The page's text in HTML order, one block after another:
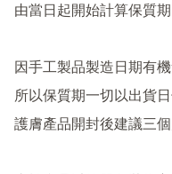
由當日起開始計算保質期
因手工製品製造日期有
所以保質期一切以出貨
護膚產品開封後建議三